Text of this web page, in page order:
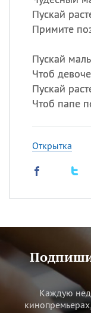
Пускай
Примите
Пускай
Чтоб
Пускай
Чтоб папе
Открытка
Каждую